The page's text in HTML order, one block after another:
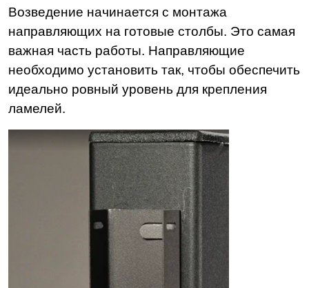
Возведение начинается с монтажа
направляющих на готовые столбы. Это самая
важная часть работы. Направляющие
необходимо установить так, чтобы обеспечить
идеально ровный уровень для крепления
ламелей.